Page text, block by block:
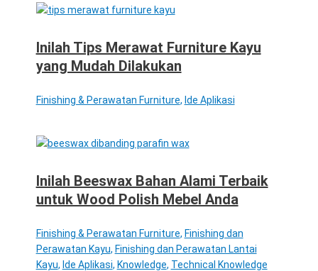
Inilah Tips Merawat Furniture Kayu
yang Mudah Dilakukan
Finishing & Perawatan Furniture, Ide Aplikasi
Inilah Beeswax Bahan Alami Terbaik
untuk Wood Polish Mebel Anda
Finishing & Perawatan Furniture, Finishing dan
Perawatan Kayu, Finishing dan Perawatan Lantai
Kayu, Ide Aplikasi, Knowledge, Technical Knowledge